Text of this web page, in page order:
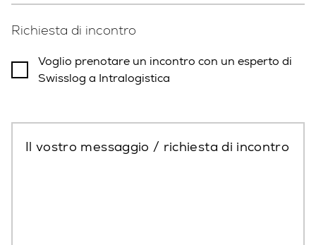
Richiesta di incontro
Voglio prenotare un incontro con un esperto di
Swisslog a Intralogistica
Il vostro messaggio / richiesta di incontro